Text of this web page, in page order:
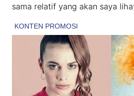
sama relatif yang akan saya